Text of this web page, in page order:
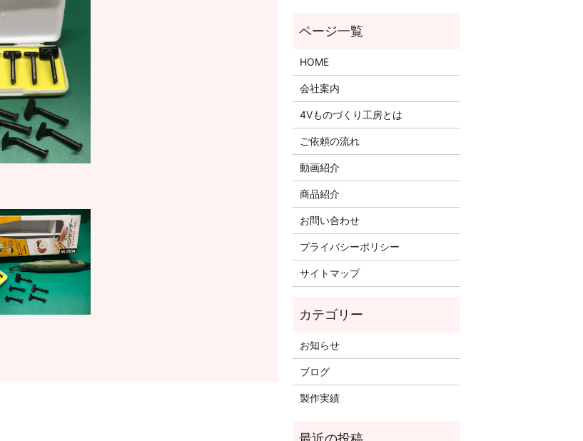
HOME
会社案内
4Vものづくり工房とは
ご依頼の流れ
動画紹介
商品紹介
お問い合わせ
プライバシーポリシー
サイトマップ
お知らせ
ブログ
製作実績